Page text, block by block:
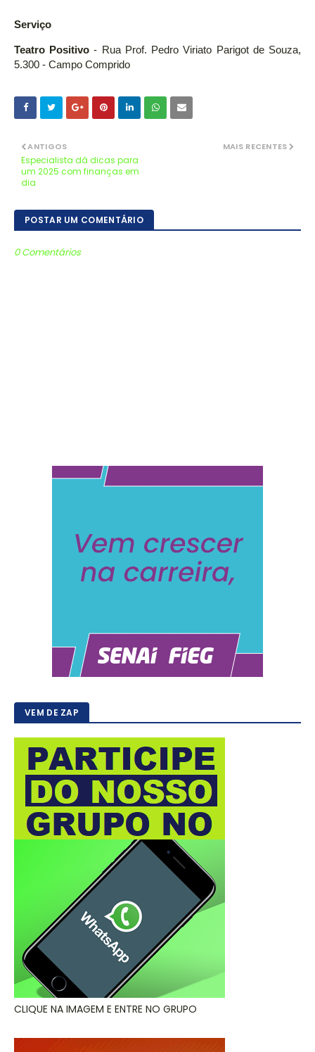
Serviço
Teatro Positivo - Rua Prof. Pedro Viriato Parigot de Souza,
5.300 - Campo Comprido
MAIS RECENTES
ANTIGOS
Especialista dá dicas para
um 2025 com finanças em
dia
POSTAR UM COMENTÁRIO
0 Comentários
VEM DE ZAP
CLIQUE NA IMAGEM E ENTRE NO GRUPO